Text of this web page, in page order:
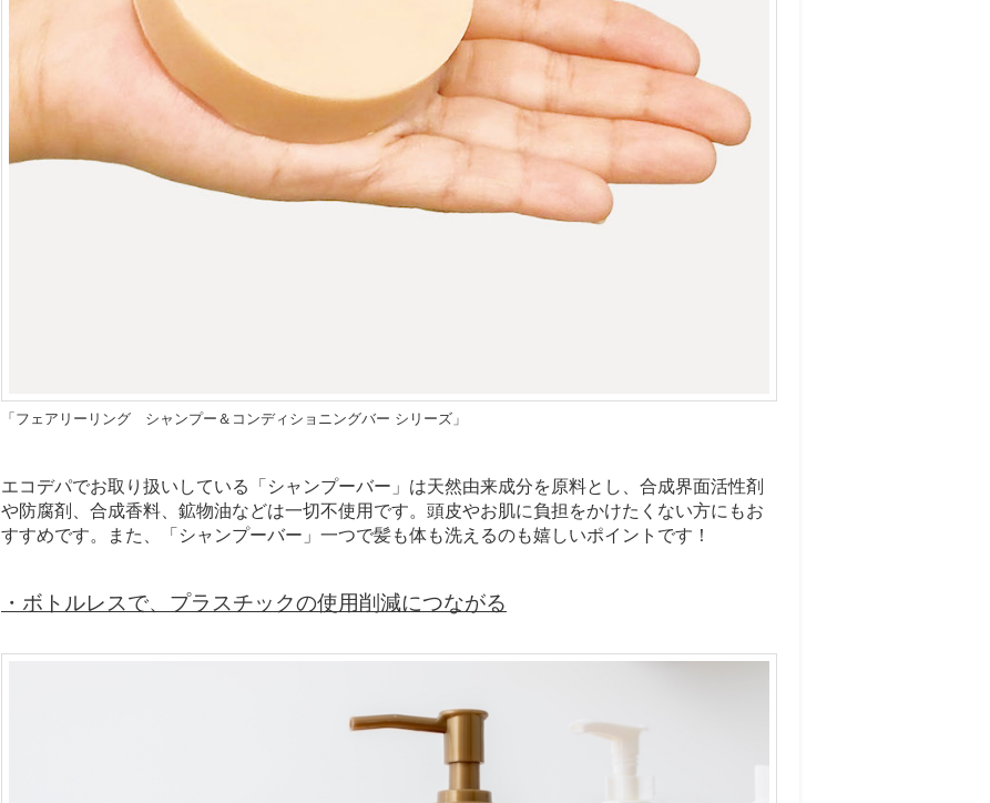
「フェアリーリング シャンプー＆コンディショニングバー シリーズ」
エコデパでお取り扱いしている「シャンプーバー」は天然由来成分を原料とし、合成界面活性剤
や防腐剤、合成香料、鉱物油などは一切不使用です。頭皮やお肌に負担をかけたくない方にもお
すすめです。また、「シャンプーバー」一つで髪も体も洗えるのも嬉しいポイントです！
・ ボトルレスで、 プラスチックの使用削減につながる